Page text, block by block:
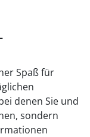
Spaß für
denen Sie und
sondern